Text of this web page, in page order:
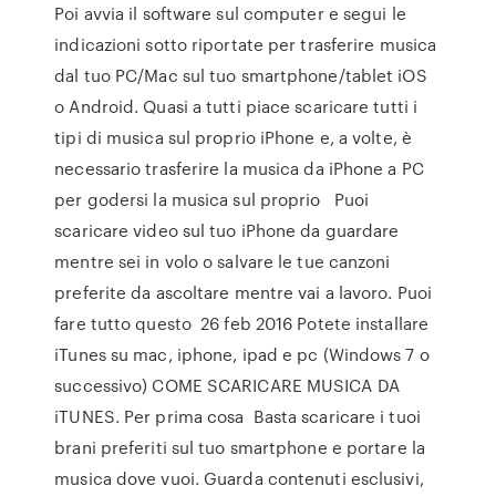
Poi avvia il software sul computer e segui le
indicazioni sotto riportate per trasferire musica
dal tuo PC/Mac sul tuo smartphone/tablet iOS
o Android. Quasi a tutti piace scaricare tutti i
tipi di musica sul proprio iPhone e, a volte, è
necessario trasferire la musica da iPhone a PC
per godersi la musica sul proprio Puoi
scaricare video sul tuo iPhone da guardare
mentre sei in volo o salvare le tue canzoni
preferite da ascoltare mentre vai a lavoro. Puoi
fare tutto questo 26 feb 2016 Potete installare
iTunes su mac, iphone, ipad e pc (Windows 7 o
successivo) COME SCARICARE MUSICA DA
iTUNES. Per prima cosa Basta scaricare i tuoi
brani preferiti sul tuo smartphone e portare la
musica dove vuoi. Guarda contenuti esclusivi,